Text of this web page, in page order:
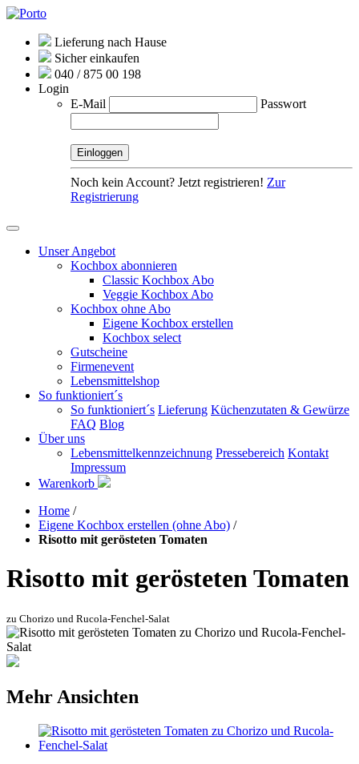
Lieferung nach Hause
Sicher einkaufen
040 / 875 00 198
Login
E-Mail
Passwort
Noch kein Account? Jetzt registrieren! Zur
Registrierung
Unser Angebot
Kochbox abonnieren
Classic Kochbox Abo
Veggie Kochbox Abo
Kochbox ohne Abo
Eigene Kochbox erstellen
Kochbox select
Gutscheine
Firmenevent
Lebensmittelshop
So funktioniert´s
So funktioniert´s Lieferung Küchenzutaten & Gewürze
FAQ Blog
Über uns
Lebensmittelkennzeichnung Pressebereich Kontakt
Impressum
Warenkorb
Home /
Eigene Kochbox erstellen (ohne Abo) /
Risotto mit gerösteten Tomaten
Risotto mit gerösteten Tomaten
zu Chorizo und Rucola-Fenchel-Salat
Mehr Ansichten